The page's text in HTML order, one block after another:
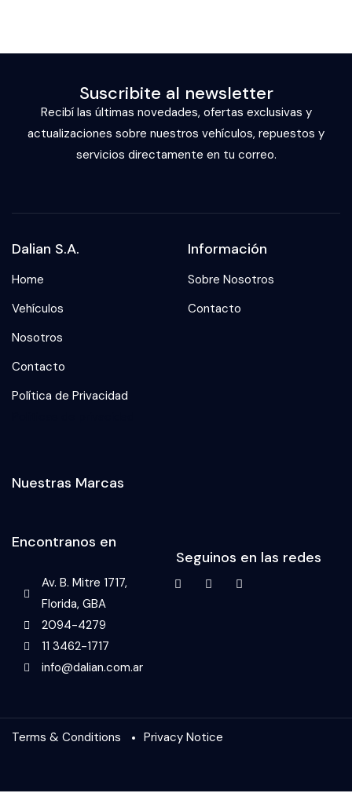
Suscribite al newsletter
Recibí las últimas novedades, ofertas exclusivas y
actualizaciones sobre nuestros vehículos, repuestos y
servicios directamente en tu correo.
Dalian S.A.
Home
Vehículos
Nosotros
Contacto
Política de Privacidad
Información
Sobre Nosotros
Contacto
Nuestras Marcas
Encontranos en
Av. B. Mitre 1717,
Florida, GBA
2094-4279
11 3462-1717
info@dalian.com.ar
Seguinos en las redes
Terms & Conditions Privacy Notice